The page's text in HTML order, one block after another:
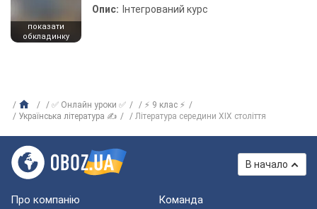
показати
обкладинку
Опис: Інтегрований курс
✅ Онлайн уроки ✅
⚡ 9 клас ⚡
Українська література ✍
Література середини ХІХ століття
В начало
Про компанію Команда